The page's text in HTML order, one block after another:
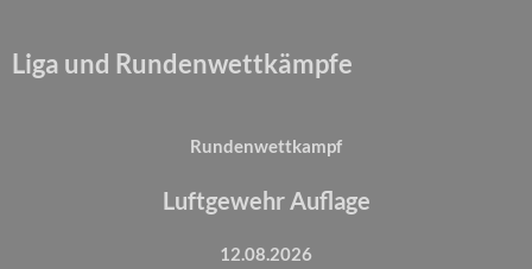
Liga und Rundenwettkämpfe
Rundenwettkampf
Luftgewehr Auflage
12.08.2026